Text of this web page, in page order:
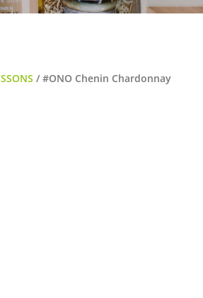
/ #ONO Chenin Chardonnay